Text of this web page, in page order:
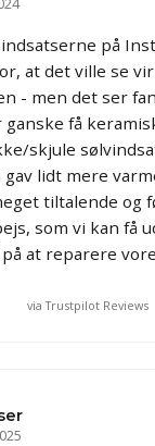
på
at det ville se
- men det ser
ganske få
skjule
lidt mere
tiltalende og
som vi kan få
at reparere
via Trustpilot Reviews